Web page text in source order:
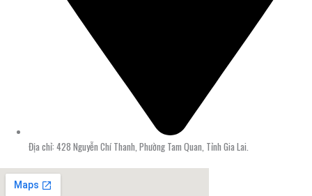
Địa chỉ: 428 Nguyễn Chí Thanh, Phường Tam Quan, Tỉnh Gia Lai.